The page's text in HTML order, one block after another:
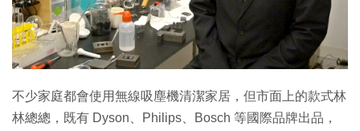
特集
不少家庭都會使用無線吸塵機清潔家居，但市面上的款式林
林總總，既有 Dyson、Philips、Bosch 等國際品牌出品，